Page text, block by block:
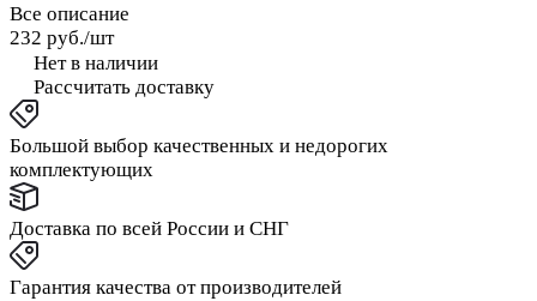
Все описание
232 руб./шт
Нет в наличии
Рассчитать доставку
Большой выбор качественных и недорогих
комплектующих
Доставка по всей России и СНГ
Гарантия качества от производителей